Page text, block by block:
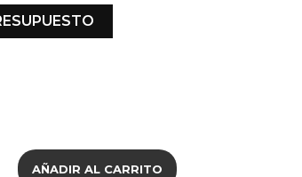
AÑADIR AL CARRITO